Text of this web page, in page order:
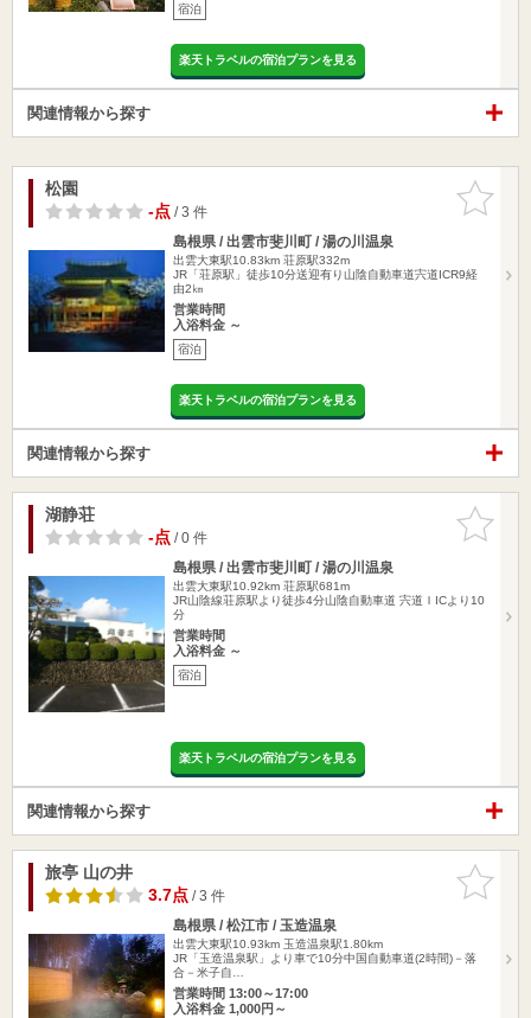
宿泊
楽天トラベルの宿泊プランを見る
関連情報から探す
お気に入
りに追加
松園
-点/ 3 件
島根県 / 出雲市斐川町 / 湯の川温泉
出雲大東駅10.83km 荘原駅332m
JR「荘原駅」徒歩10分送迎有り山陰自動車道宍道ICR9経
由2㎞
営業時間
入浴料金 ～
宿泊
楽天トラベルの宿泊プランを見る
関連情報から探す
お気に入
りに追加
湖静荘
-点/ 0 件
島根県 / 出雲市斐川町 / 湯の川温泉
出雲大東駅10.92km 荘原駅681m
JR山陰線荘原駅より徒歩4分山陰自動車道 宍道ＩICより10
分
営業時間
入浴料金 ～
宿泊
楽天トラベルの宿泊プランを見る
関連情報から探す
お気に入
りに追加
旅亭 山の井
3.7点/ 3 件
島根県 / 松江市 / 玉造温泉
出雲大東駅10.93km 玉造温泉駅1.80km
JR「玉造温泉駅」より車で10分中国自動車道(2時間)－落
合－米子自…
営業時間 13:00～17:00
入浴料金 1,000円～